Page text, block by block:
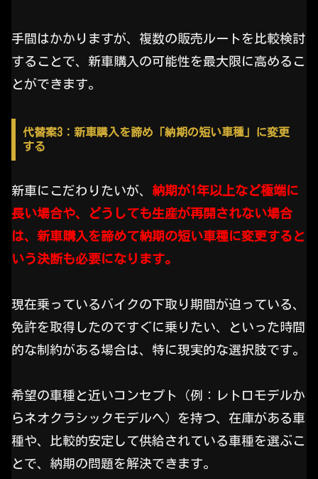
手間はかかりますが、複数の販売ルートを比較検討
することで、新車購入の可能性を最大限に高めるこ
とができます。
代替案3：新車購入を諦め「納期の短い車種」に変更
する
新車にこだわりたいが、 納期が1年以上など極端に
長い場合や、どうしても生産が再開されない場合
は、新車購入を諦めて納期の短い車種に変更すると
いう決断も必要になります。
現在乗っているバイクの下取り期間が迫っている、
免許を取得したのですぐに乗りたい、といった時間
的な制約がある場合は、特に現実的な選択肢です。
希望の車種と近いコンセプト（例：レトロモデルか
らネオクラシックモデルへ）を持つ、在庫がある車
種や、比較的安定して供給されている車種を選ぶこ
とで、納期の問題を解決できます。